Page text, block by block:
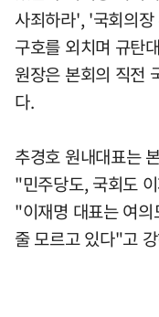
사죄하라', '국회의
구호를 외치며 규탄
원장은 본회의 직전
다.
추경호 원내대표는
"민주당도, 국회도
"이재명 대표는 여
줄 모르고 있다"고